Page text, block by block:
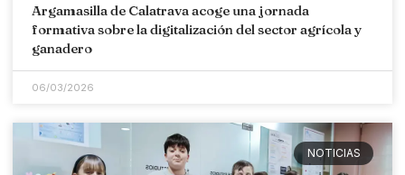
Argamasilla de Calatrava acoge una jornada
formativa sobre la digitalización del sector agrícola y
ganadero
06/03/2026
NOTICIAS